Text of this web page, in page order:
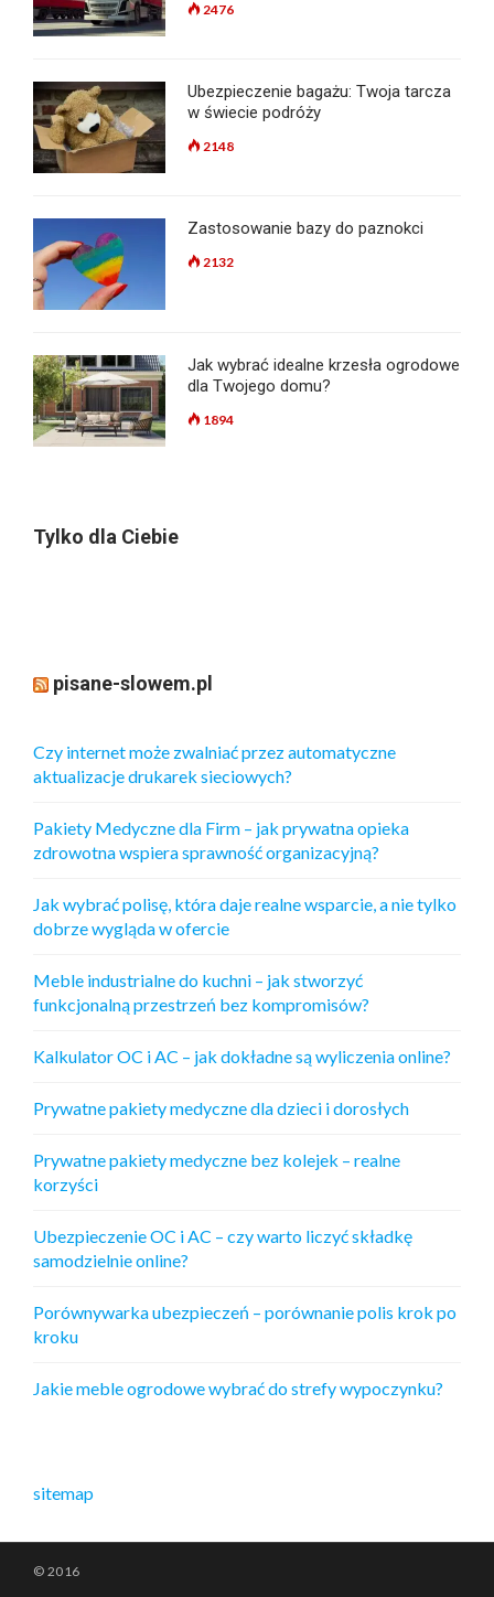
2476
Ubezpieczenie bagażu: Twoja tarcza
w świecie podróży
2148
Zastosowanie bazy do paznokci
2132
Jak wybrać idealne krzesła ogrodowe
dla Twojego domu?
1894
Tylko dla Ciebie
pisane-slowem.pl
Czy internet może zwalniać przez automatyczne
aktualizacje drukarek sieciowych?
Pakiety Medyczne dla Firm – jak prywatna opieka
zdrowotna wspiera sprawność organizacyjną?
Jak wybrać polisę, która daje realne wsparcie, a nie tylko
dobrze wygląda w ofercie
Meble industrialne do kuchni – jak stworzyć
funkcjonalną przestrzeń bez kompromisów?
Kalkulator OC i AC – jak dokładne są wyliczenia online?
Prywatne pakiety medyczne dla dzieci i dorosłych
Prywatne pakiety medyczne bez kolejek – realne
korzyści
Ubezpieczenie OC i AC – czy warto liczyć składkę
samodzielnie online?
Porównywarka ubezpieczeń – porównanie polis krok po
kroku
Jakie meble ogrodowe wybrać do strefy wypoczynku?
sitemap
© 2016